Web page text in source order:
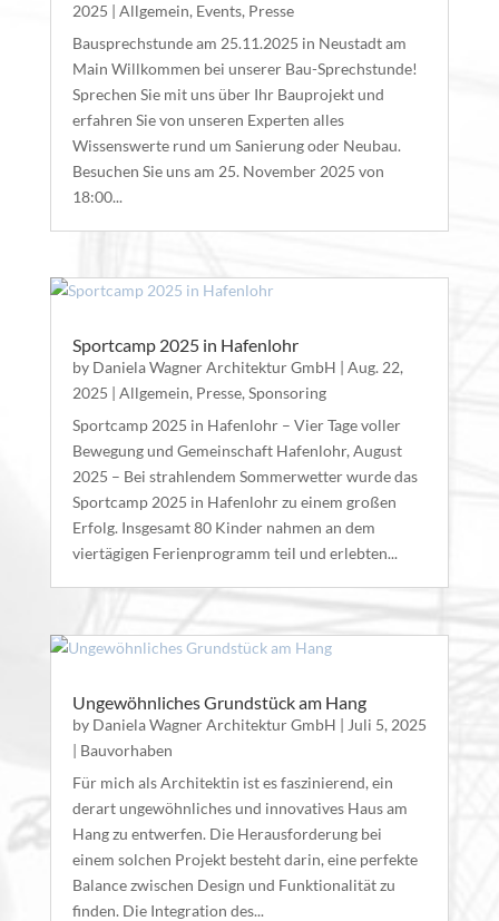
2025 | Allgemein, Events, Presse
Bausprechstunde am 25.11.2025 in Neustadt am
Main Willkommen bei unserer Bau-Sprechstunde!
Sprechen Sie mit uns über Ihr Bauprojekt und
erfahren Sie von unseren Experten alles
Wissenswerte rund um Sanierung oder Neubau.
Besuchen Sie uns am 25. November 2025 von
18:00...
Sportcamp 2025 in Hafenlohr
by Daniela Wagner Architektur GmbH
Aug. 22,
2025
Allgemein, Presse,Sponsoring
Sportcamp 2025 in Hafenlohr – Vier Tage voller
Bewegung und Gemeinschaft Hafenlohr, August
2025 – Bei strahlendem Sommerwetter wurde das
Sportcamp 2025 in Hafenlohr zu einem großen
Erfolg. Insgesamt 80 Kinder nahmen an dem
viertägigen Ferienprogramm teil und erlebten...
Ungewöhnliches Grundstück am Hang
by Daniela Wagner Architektur GmbH | Juli 5, 2025
| Bauvorhaben
Für mich als Architektin ist es faszinierend, ein
derart ungewöhnliches und innovatives Haus am
Hang zu entwerfen. Die Herausforderung bei
einem solchen Projekt besteht darin, eine perfekte
Balance zwischen Design und Funktionalität zu
finden. Die Integration des...